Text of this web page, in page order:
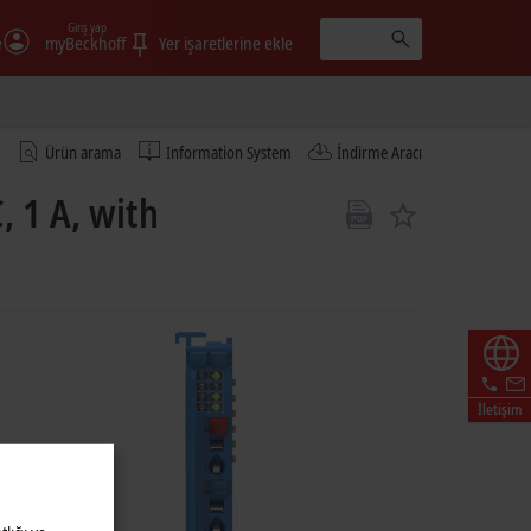
myBeckhoff
Giriş yap
Yer işaretlerine ekle
Ürün arama Information System İndirme Aracı
İletişim
1 A, with